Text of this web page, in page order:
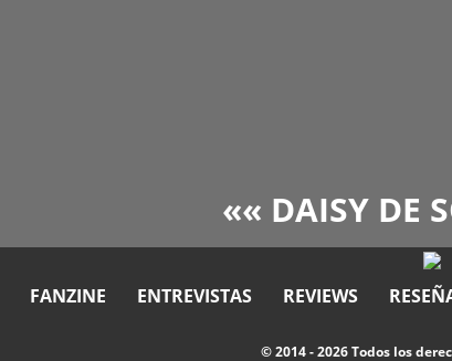
«« DAISY DE
FANZINE ENTREVISTAS REVIEWS
© 2014 - 2026 Todos los